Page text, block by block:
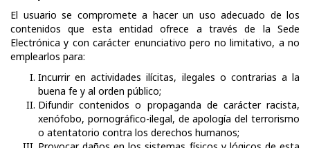
El usuario se compromete a hacer un uso adecuado de los
contenidos que esta entidad ofrece a través de la Sede
Electrónica y con carácter enunciativo pero no limitativo, a no
emplearlos para:
Incurrir en actividades ilícitas, ilegales o contrarias a la
buena fe y al orden público;
Difundir contenidos o propaganda de carácter racista,
xenófobo, pornográfico-ilegal, de apología del terrorismo
o atentatorio contra los derechos humanos;